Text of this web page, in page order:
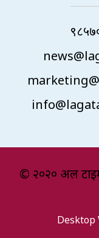
© २०२० अल
Desktop